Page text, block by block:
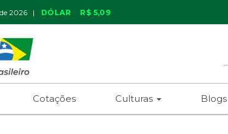
2026 | DÓLAR R$ 5,09
Cotações Culturas Blogs